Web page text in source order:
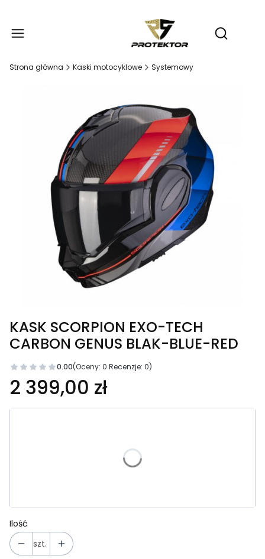
Otwórz
Strona główna Kaski motocyklowe Systemowy
KASK SCORPION EXO-TECH
CARBON GENUS BLAK-BLUE-RED
0.00(Oceny: 0 Recenzje: 0)
Cena
2 399,00 zł
Ilość
szt.